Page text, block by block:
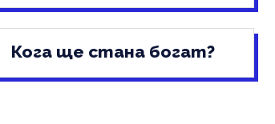
Кога ще стана богат?